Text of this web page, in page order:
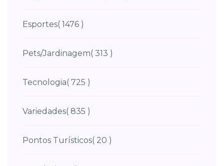
Esportes( 1476 )
Pets/Jardinagem( 313 )
Tecnologia( 725 )
Variedades( 835 )
Pontos Turísticos( 20 )